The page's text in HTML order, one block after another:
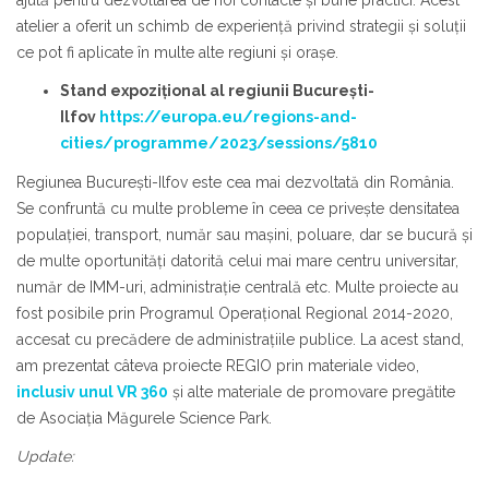
atelier a oferit un schimb de experienţă privind strategii și soluții
ce pot fi aplicate în multe alte regiuni și orașe.
Stand expoziţional al regiunii Bucureşti-
Ilfov https://europa.eu/regions-and-
cities/programme/2023/sessions/5810
Regiunea București-Ilfov este cea mai dezvoltată din România.
Se confruntă cu multe probleme în ceea ce privește densitatea
populației, transport, număr sau mașini, poluare, dar se bucură şi
de multe oportunități datorită celui mai mare centru universitar,
număr de IMM-uri, administrație centrală etc. Multe proiecte au
fost posibile prin Programul Operaţional Regional 2014-2020,
accesat cu precădere de administraţiile publice. La acest stand,
am prezentat câteva proiecte REGIO prin materiale video,
inclusiv unul VR 360 și alte materiale de promovare pregătite
de Asociaţia Măgurele Science Park.
Update: